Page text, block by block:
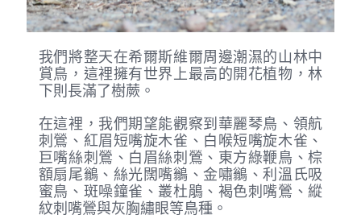
我們將整天在希爾斯維爾周邊潮濕的山林中
賞鳥，這裡擁有世界上最高的開花植物，林
下則長滿了樹蕨。
在這裡，我們期望能觀察到華麗琴鳥、領航
刺鶯、紅眉短嘴旋木雀、白喉短嘴旋木雀、
巨嘴絲刺鶯、白眉絲刺鶯、東方綠鞭鳥、棕
額扇尾鶲、絲光闊嘴鶲、金嘯鶲、利溫氏吸
蜜鳥、斑噪鐘雀、叢杜鵑、褐色刺嘴鶯、縱
紋刺嘴鶯與灰胸繡眼等鳥種。